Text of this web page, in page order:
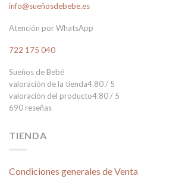
info@sueñosdebebe.es
Atención por WhatsApp
722 175 040
Sueños de Bebé
valoración de la tienda4.80 / 5
valoración del producto4.80 / 5
690 reseñas
TIENDA
Condiciones generales de Venta